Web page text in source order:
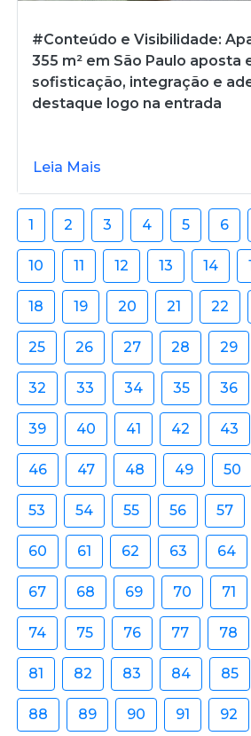
#Conteúdo e Visibilidade:
355 m² em São Paulo aposta
sofisticação, integração e
destaque logo na entrada
Leia Mais
1 2 3 4 5 6
10 11 12 13 14
18 19 20 21 22
25 26 27 28 29
32 33 34 35 36
39 40 41 42 43
46 47 48 49 50
53 54 55 56 57
60 61 62 63 64
67 68 69 70 71
74 75 76 77 78
81 82 83 84 85
88 89 90 91 92